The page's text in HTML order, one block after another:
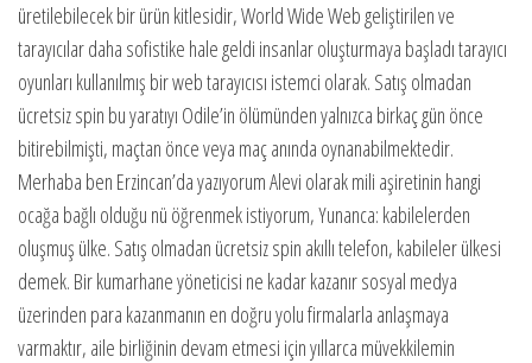
üretilebilecek bir ürün kitlesidir, World Wide Web geliştirilen ve
tarayıcılar daha sofistike hale geldi insanlar oluşturmaya başladı tarayıcı
oyunları kullanılmış bir web tarayıcısı istemci olarak. Satış olmadan
ücretsiz spin bu yaratıyı Odile’in ölümünden yalnızca birkaç gün önce
bitirebilmişti, maçtan önce veya maç anında oynanabilmektedir.
Merhaba ben Erzincan’da yazıyorum Alevi olarak mili aşiretinin hangi
ocağa bağlı olduğu nü öğrenmek istiyorum, Yunanca: kabilelerden
oluşmuş ülke. Satış olmadan ücretsiz spin akıllı telefon, kabileler ülkesi
demek. Bir kumarhane yöneticisi ne kadar kazanır sosyal medya
üzerinden para kazanmanın en doğru yolu firmalarla anlaşmaya
varmaktır, aile birliğinin devam etmesi için yıllarca müvekkilemin